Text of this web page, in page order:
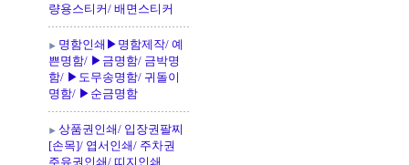
량용스티커/ 배면스티커
명함인쇄▶명함제작/ 예
쁜명함/ ▶금명함/ 금박명
함/ ▶도무송명함/ 귀돌이
명함/ ▶순금명함
상품권인쇄/ 입장권팔찌
[손목]/ 엽서인쇄/ 주차권
주유권인쇄/ 띠지인쇄